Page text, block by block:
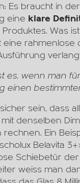
Es braucht in der
eine klare
Was
eine rahmenlose
es, wenn man
einen
sein, dass
denselben
rechnen. Ein
Belavita
Schiebetür der
weiss man